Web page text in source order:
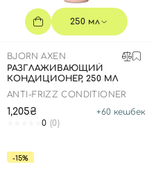
250 мл
BJORN AXEN
РАЗГЛАЖИВАЮЩИЙ
КОНДИЦИОНЕР, 250 МЛ
ANTI-FRIZZ CONDITIONER
1,205₴ +60 кешбек
0 (0)
-15%